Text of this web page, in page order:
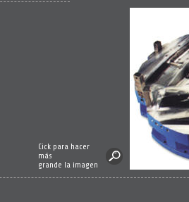
Cick para hacer
más
grande la imagen